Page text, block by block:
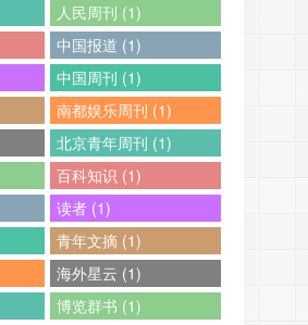
人民周刊 (1)
中国报道 (1)
中国周刊 (1)
南都娱乐周刊 (1)
北京青年周刊 (1)
百科知识 (1)
读者 (1)
青年文摘 (1)
海外星云 (1)
博览群书 (1)